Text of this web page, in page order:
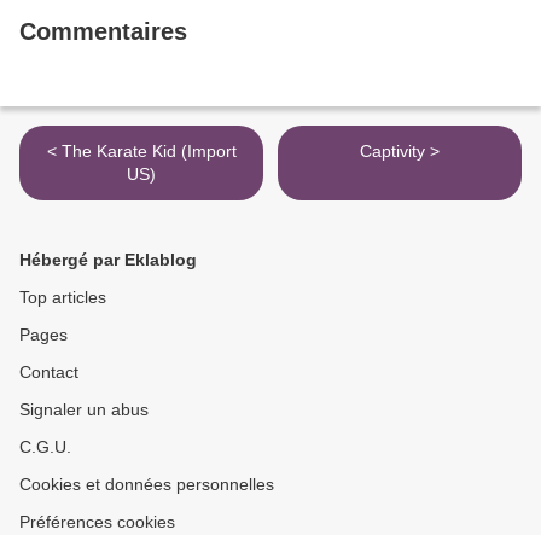
Commentaires
< The Karate Kid (Import
US)
Captivity >
Hébergé par Eklablog
Top articles
Pages
Contact
Signaler un abus
C.G.U.
Cookies et données personnelles
Préférences cookies